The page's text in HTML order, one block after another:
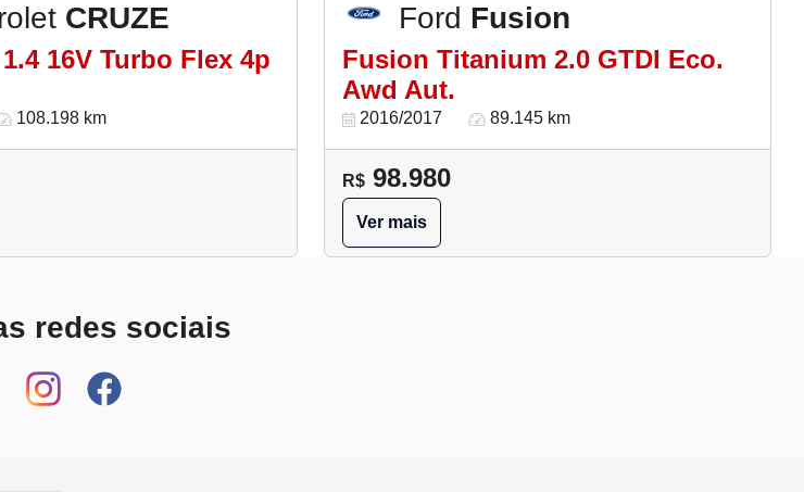
CRUZE
16V Turbo Flex 4p
108.198 km
Ford Fusion
Fusion Titanium 2.0 GTDI Eco.
Awd Aut.
2016/2017 89.145 km
R$ 98.980
Ver mais
redes sociais